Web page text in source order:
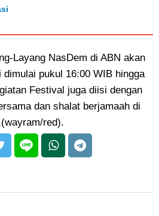
Layang NasDem di ABN akan
pukul 16:00 WIB hingga
Festival juga diisi dengan
dan shalat berjamaah di
red).